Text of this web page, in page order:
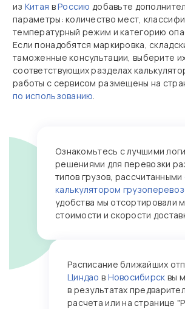
из Китая вРоссию добавьте
параметры: количество мест,
температурный режим и категорию
Если понадобятся маркировка,
таможенные консультации, выберите
соответствующих разделах
работы с сервисом размещены на
по использованию.
Ознакомьтесь с лучшими
решениями для перевозки
типов грузов, рассчитанными
калькулятором
удобства мы отсортировали
стоимости и скорости
Расписание ближайших
Циндао в Новосибирск вы
в результатах
расчета или на странице